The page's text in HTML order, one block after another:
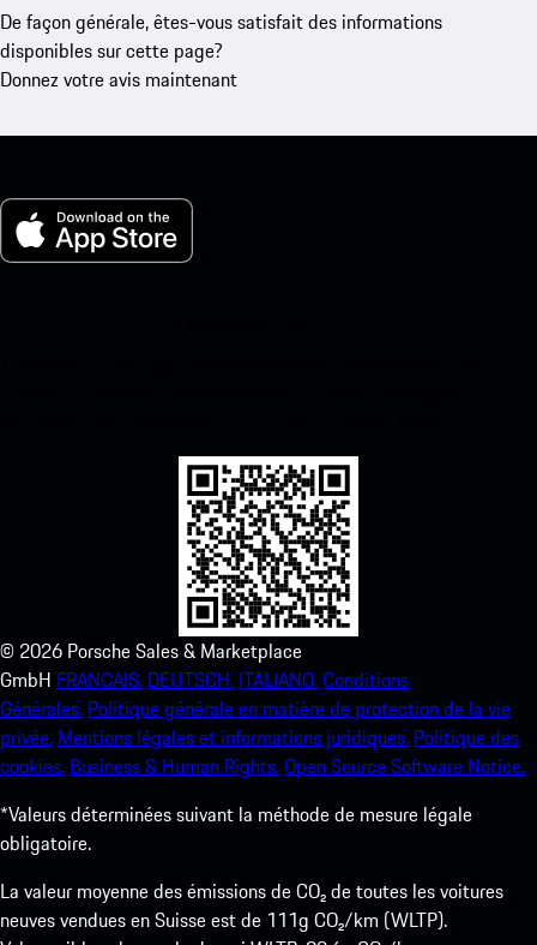
De façon générale, êtes-vous satisfait des informations
disponibles sur cette page?
Donnez votre avis maintenant
© 2026 Porsche Sales & Marketplace
GmbH FRANCAIS. DEUTSCH. ITALIANO.Conditions
Générales. Politique générale en matière de protection de la vie
privée. Mentions légales et informations juridiques. Politique des
cookies. Business & Human Rights.Open Source Software Notice.
*Valeurs déterminées suivant la méthode de mesure légale
obligatoire.
La valeur moyenne des émissions de CO₂ de toutes les voitures
neuves vendues en Suisse est de 111g CO₂/km (WLTP).